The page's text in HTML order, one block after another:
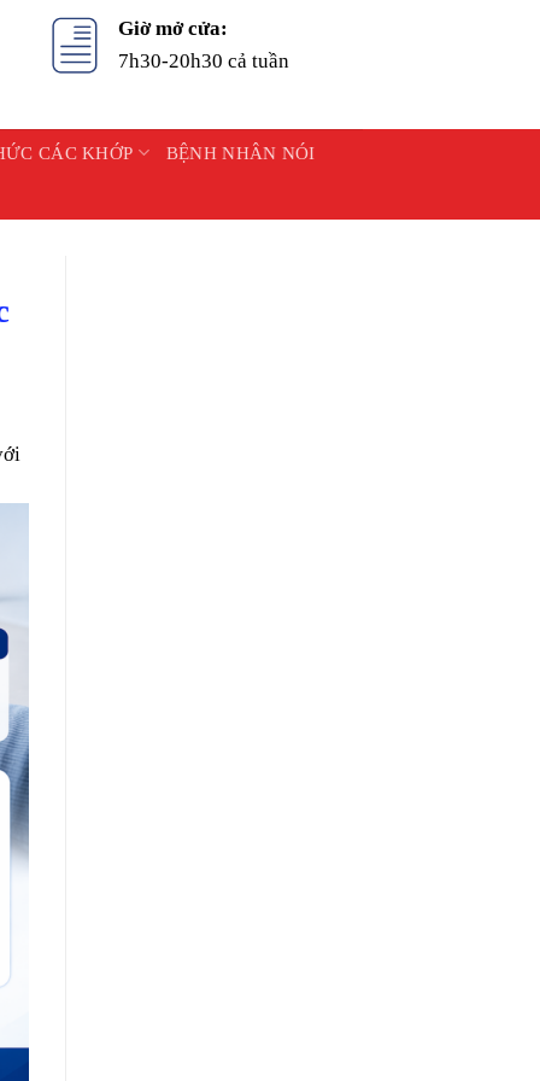
Giờ mở cửa:
7h30-20h30 cả tuần
CÁC KHỚP BỆNH NHÂN NÓI